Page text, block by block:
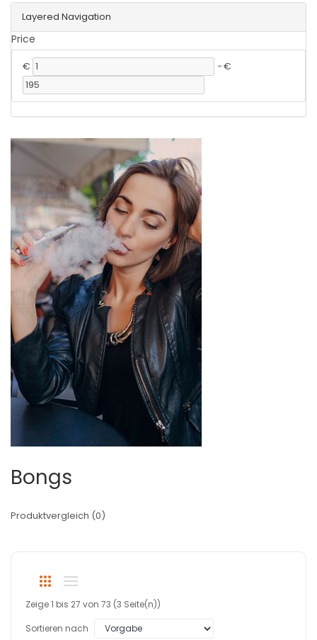
Layered Navigation
Price
€ -€
Bongs
Produktvergleich (0)
Zeige 1 bis 27 von 73 (3 Seite(n))
Sortieren nach